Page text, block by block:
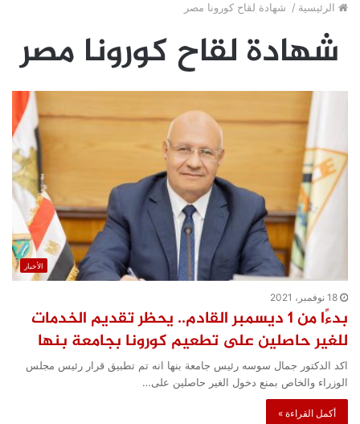
الرئيسية / شهادة لقاح كورونا مصر
شهادة لقاح كورونا مصر
الأخبار
18 نوفمبر، 2021
بدءًا من 1 ديسمبر القادم.. يحظر تقديم الخدمات
للغير حاصلين على تطعيم كورونا بجامعة بنها
اكد الدكتور جمال سوسه رئيس جامعة بنها انه تم تطبيق قرار رئيس مجلس
الوزراء والخاص بمنع دخول الغير حاصلين على…
أكمل القراءة »